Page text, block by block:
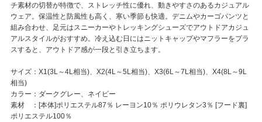
チ素材の切替が特徴で、ストレッチ性に優れ、動きやすさのあるカジュアル
ウェア。保温性と防風性も高く、寒い季節も快適。デニムやカーゴパンツと
組み合わせ、足元はスニーカーやトレッキングシューズでアウトドアカジュ
アルスタイルがおすすめ。冷え込む日にはニットキャップやマフラーをプラ
スすると、アウトドア感が一段と引き立ちます。
サイズ：X1(3L～4L相当)、X2(4L～5L相当)、X3(6L～7L相当)、X4(8L～9L
相当)
カラー：ダークグレー、ネイビー
素材 ：[本体]ポリエステル87％ レーヨン10％ ポリウレタン3％ [フード裏]
ポリエステル100％